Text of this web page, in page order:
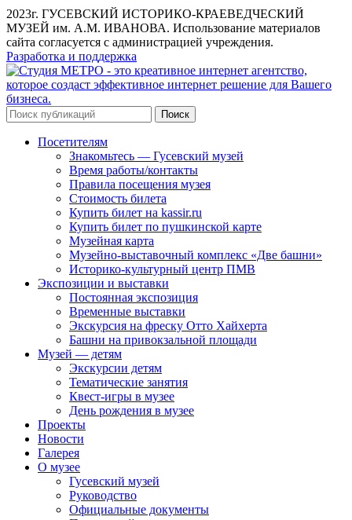
2023г. ГУСЕВСКИЙ ИСТОРИКО-КРАЕВЕДЧЕСКИЙ
МУЗЕЙ им. А.М. ИВАНОВА. Использование материалов
сайта согласуется с администрацией учреждения.
Разработка и поддержка
Поиск
Посетителям
Знакомьтесь — Гусевский музей
Время работы/контакты
Правила посещения музея
Стоимость билета
Купить билет на kassir.ru
Купить билет по пушкинской карте
Музейная карта
Музейно-выставочный комплекс «Две башни»
Историко-культурный центр ПМВ
Экспозиции и выставки
Постоянная экспозиция
Временные выставки
Экскурсия на фреску Отто Хайхерта
Башни на привокзальной площади
Музей — детям
Экскурсии детям
Тематические занятия
Квест-игры в музее
День рождения в музее
Проекты
Новости
Галерея
О музее
Гусевский музей
Руководство
Официальные документы